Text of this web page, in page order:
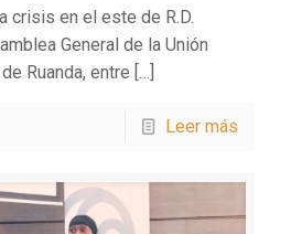
crisis en el este de R.D.
General de la Unión
Ruanda, entre […]
Leer más